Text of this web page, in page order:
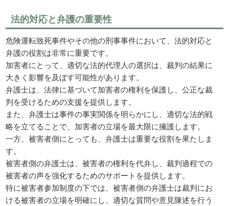
法的対応と弁護の重要性
危険運転致死事件やその他の刑事事件において、法的対応と
弁護の役割は非常に重要です。
加害者にとって、適切な法的代理人の選択は、裁判の結果に
大きく影響を及ぼす可能性があります。
弁護士は、法律に基づいて加害者の権利を保護し、公正な裁
判を受けるための支援を提供します。
また、弁護士は事件の事実関係を明らかにし、適切な法的戦
略を立てることで、加害者の立場を最大限に擁護します。
一方、被害者側にとっても、弁護士は重要な役割を果たしま
す。
被害者側の弁護士は、被害者の権利を代弁し、裁判過程での
被害者の声を強化するためのサポートを提供します。
特に被害者参加制度の下では、被害者側の弁護士は裁判にお
ける被害者の立場を明確にし、適切な質問や意見陳述を行う